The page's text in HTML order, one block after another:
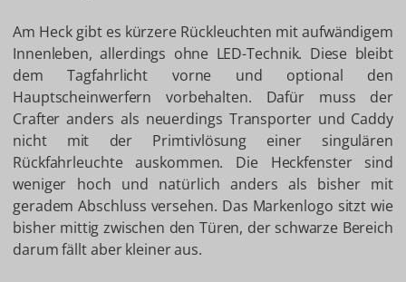
Am Heck gibt es kürzere Rückleuchten mit aufwändigem
Innenleben, allerdings ohne LED-Technik. Diese bleibt
dem Tagfahrlicht vorne und optional den
Hauptscheinwerfern vorbehalten. Dafür muss der
Crafter anders als neuerdings Transporter und Caddy
nicht mit der Primtivlösung einer singulären
Rückfahrleuchte auskommen. Die Heckfenster sind
weniger hoch und natürlich anders als bisher mit
geradem Abschluss versehen. Das Markenlogo sitzt wie
bisher mittig zwischen den Türen, der schwarze Bereich
darum fällt aber kleiner aus.